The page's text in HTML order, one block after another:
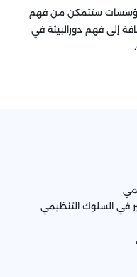
ستتمكن من فهم
إلى فهم دورالبيئة في
في السلوك التنظيمي